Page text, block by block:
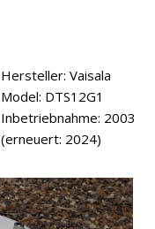
Hersteller: Vaisala
Model: DTS12G1
Inbetriebnahme: 2003
(erneuert: 2024)